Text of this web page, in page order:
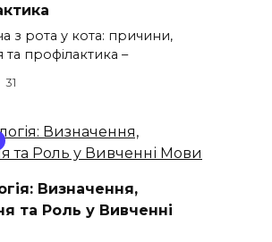
з рота у кота: причини,
та профілактика –
31
Визначення,
та Роль у Вивченні